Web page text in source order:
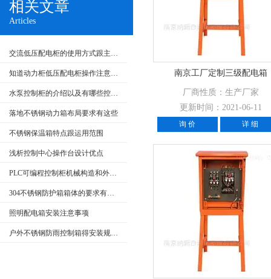
相关文章
Articles
交流低压配电柜的使用方式跟主要特点
知道动力柜低压配电柜操作注意事项很重要
水泵控制柜的介绍以及有哪些控制类型
落地不锈钢动力箱布局要求有这些
不锈钢保温箱特点跟运用范围
浅析控制中心操作台设计优点
PLC可编程控制柜机械构造和外部回路的检查
304不锈钢防护箱箱体的要求有哪些
照明配电箱安装注意事项
户外不锈钢防雨控制箱得安装规范介绍，大家快来看
南京工厂定制三级配电箱
厂商性质：生产厂家
更新时间：2021-06-11
询 价 详 细